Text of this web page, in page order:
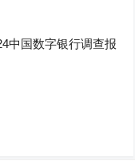
中国数字银行调查报